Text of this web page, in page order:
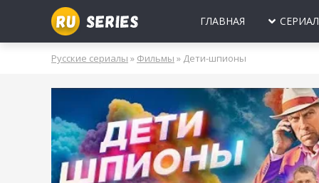
ГЛАВНАЯ
2025 2024 2023 2022 2021 2020
УКРАИНА БЕЛАРУСЬ СССР
МОЛОДЕЖНЫЕ
НОВОГОДНИЕ
ПРО ВРАЧЕЙ
ПРО
Русские сериалы » Фильмы » Дети-шпионы